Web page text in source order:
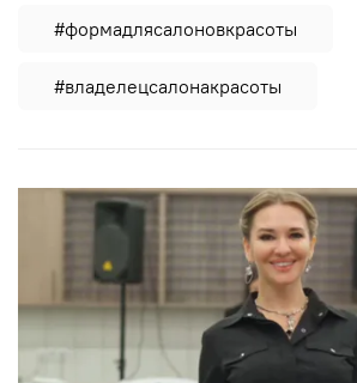
#формадлясалоновкрасоты
#владелецсалонакрасоты